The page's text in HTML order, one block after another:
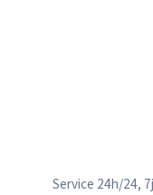
Service 24h/24,